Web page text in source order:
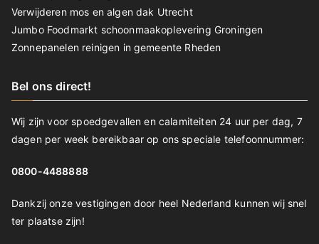
Verwijderen mos en algen dak Utrecht
Jumbo Foodmarkt schoonmaakoplevering Groningen
Zonnepanelen reinigen in gemeente Rheden
Bel ons direct!
Wij zijn voor spoedgevallen en calamiteiten 24 uur per dag, 7
dagen per week bereikbaar op ons speciale telefoonnummer:
0800-4488888
Dankzij onze vestigingen door heel Nederland kunnen wij snel
ter plaatse zijn!